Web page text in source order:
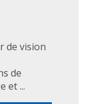
de vision
de
et ...